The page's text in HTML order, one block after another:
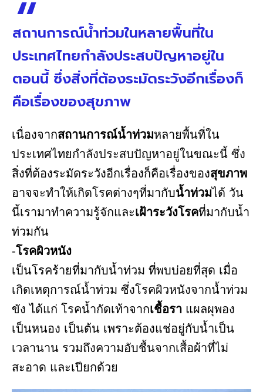
สถานการณ์น้ำท่วมในหลายพื้นที่ใน
ประเทศไทยกำลังประสบปัญหาอยู่ใน
ตอนนี้ ซึ่งสิ่งที่ต้องระมัดระวังอีกเรื่องก็
คือเรื่องของสุขภาพ
เนื่องจากสถานการณ์น้ำท่วมหลายพื้นที่ใน
ประเทศไทยกำลังประสบปัญหาอยู่ในขณะนี้ ซึ่ง
สิ่งที่ต้องระมัดระวังอีกเรื่องก็คือเรื่องของสุขภาพ
อาจจะทำให้เกิดโรคต่างๆที่มากับน้ำท่วมได้ วัน
นี้เรามาทำความรู้จักและเฝ้าระวังโรคที่มากับน้ำ
ท่วมกัน
-โรคผิวหนัง
เป็นโรคร้ายที่มากับน้ำท่วม ที่พบบ่อยที่สุด เมื่อ
เกิดเหตุการณ์น้ำท่วม ซึ่งโรคผิวหนังจากน้ำท่วม
ขัง ได้แก่ โรคน้ำกัดเท้าจากเชื้อรา แผลผุพอง
เป็นหนอง เป็นต้น เพราะต้องแช่อยู่กับน้ำเป็น
เวลานาน รวมถึงความอับชื้นจากเสื้อผ้าที่ไม่
สะอาด และเปียกด้วย